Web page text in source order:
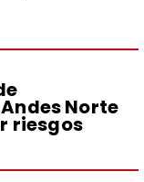
Norte
riesgos